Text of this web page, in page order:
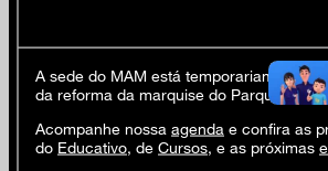
OCA – Escola Cultural, localizada
histórico, a Aldeia Jesuítica de
1996 por um grupo de
uma formação brasileira de
tanto, desenvolve atividades com
Aldeia de Carapicuíba através de
A sede do MAM está temporariamente
da reforma da marquise do Parque
Acompanhe nossa agenda e confira as
do Educativo, de Cursos, e as próximas